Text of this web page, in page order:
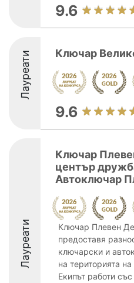
9.6
Лауреати Ключар
9.6
Лауреати
Ключар
център
Автоключар
Ключар Плевен
предоставя
ключарски и
на територията
Екипът работи